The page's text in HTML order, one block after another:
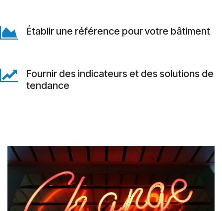
Établir une référence pour votre bâtiment
Fournir des indicateurs et des solutions de
tendance